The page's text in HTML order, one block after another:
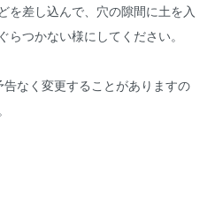
を差し込んで、穴の隙間に土を入
つかない様にしてください。
なく変更することがありますの